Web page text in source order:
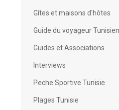
Gîtes et maisons d'hôtes
Guide du voyageur Tunisien
Guides et Associations
Interviews
Peche Sportive Tunisie
Plages Tunisie